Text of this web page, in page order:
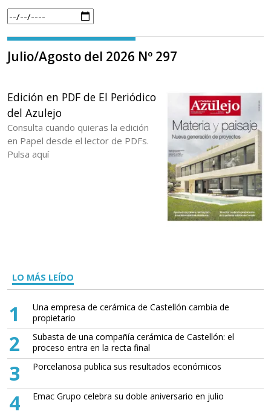
Julio/Agosto del 2026 Nº 297
Edición en PDF de El Periódico
del Azulejo
Consulta cuando quieras la edición
en Papel desde el lector de PDFs.
Pulsa aquí
LO MÁS LEÍDO
1
Una empresa de cerámica de Castellón cambia de
propietario
2
Subasta de una compañía cerámica de Castellón: el
proceso entra en la recta final
3 Porcelanosa publica sus resultados económicos
4 Emac Grupo celebra su doble aniversario en julio